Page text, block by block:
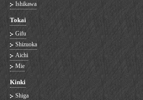
Ishikawa
Tokai
Gifu
Shizuoka
Aichi
Mie
Kinki
Shiga